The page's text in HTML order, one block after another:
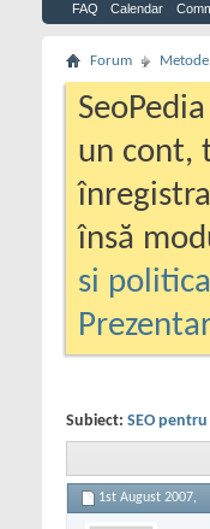
FAQ Calendar
Forum
un cont,
însă
si
Subiect: SEO
1st August 2007,